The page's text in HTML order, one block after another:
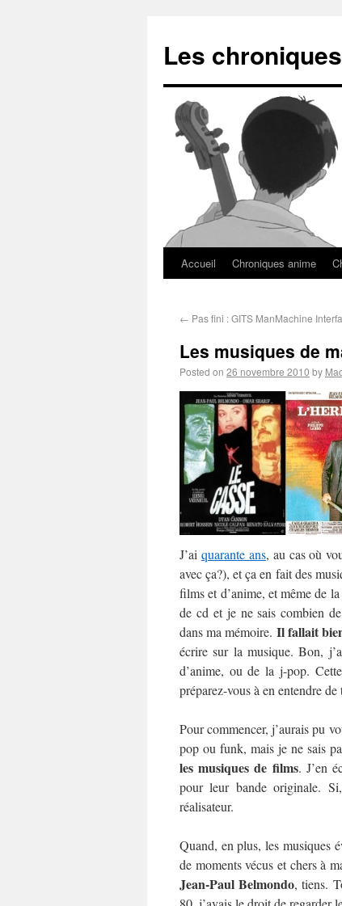
Les
Accueil Chroniques anime
← Pas fini : GITS ManMachine
Les musiques de
Posted on 26 novembre 2010 by
J’ai quarante ans, au cas où
avec ça?), et ça en fait des
films et d’anime, et même de
de cd et je ne sais combien
dans ma mémoire. Il fallait
écrire sur la musique. Bon,
d’anime, ou de la j-pop.
préparez-vous à en entendre de
Pour commencer, j’aurais pu
pop ou funk, mais je ne sais
les musiques de films. J’en
pour leur bande originale.
réalisateur.
Quand, en plus, les musiques
de moments vécus et chers à
Jean-Paul Belmondo, tiens.